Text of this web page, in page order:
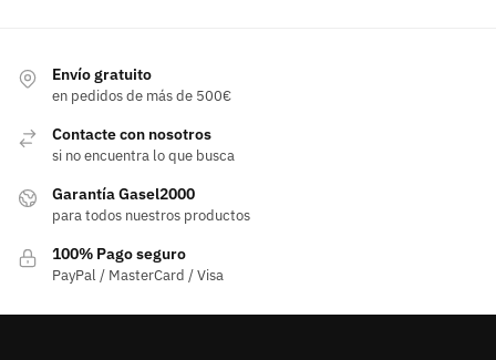
Envío gratuito
en pedidos de más de 500€
Contacte con nosotros
si no encuentra lo que busca
Garantía Gasel2000
para todos nuestros productos
100% Pago seguro
PayPal / MasterCard / Visa